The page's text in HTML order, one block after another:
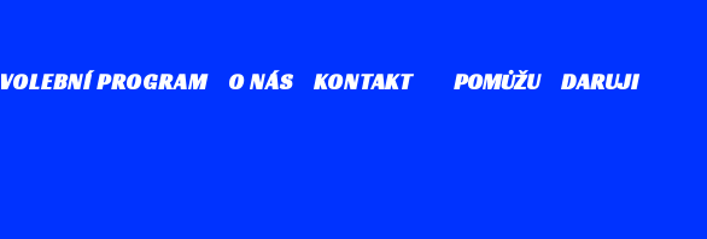
VOLEBNÍ PROGRAM O NÁS KONTAKT POMŮŽU DARUJI